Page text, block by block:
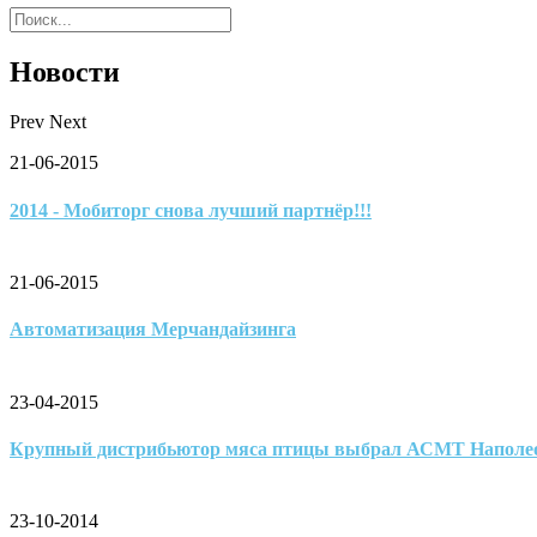
Новости
Prev Next
21-06-2015
2014 - Мобиторг снова лучший партнёр!!!
21-06-2015
Автоматизация Мерчандайзинга
23-04-2015
Крупный дистрибьютор мяса птицы выбрал АСМТ
23-10-2014